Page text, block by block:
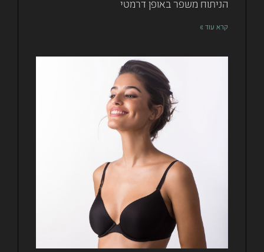
הניתוח משפר באופן דרמטי
קרא עוד »